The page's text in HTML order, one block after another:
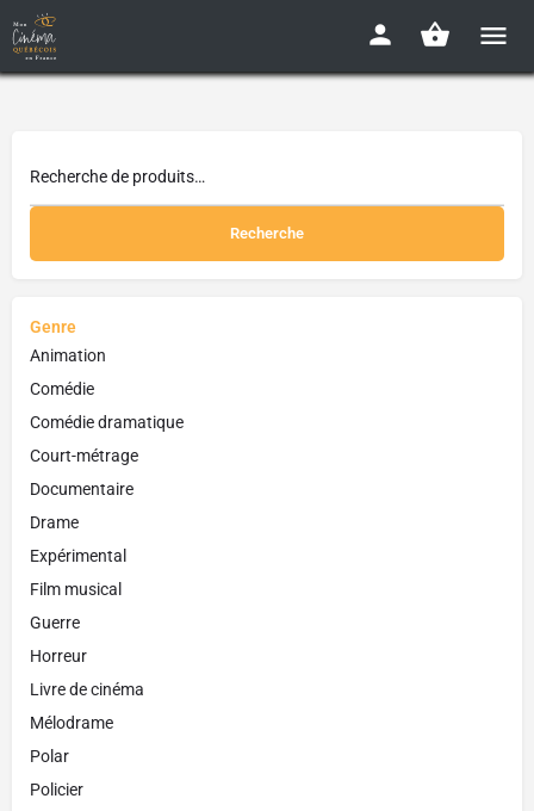
Recherche
Genre
Animation
Comédie
Comédie dramatique
Court-métrage
Documentaire
Drame
Expérimental
Film musical
Guerre
Horreur
Livre de cinéma
Mélodrame
Polar
Policier